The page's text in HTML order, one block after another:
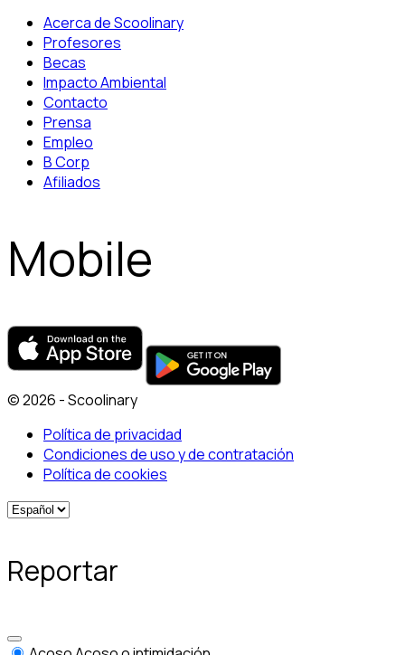
Acerca de Scoolinary
Profesores
Becas
Impacto Ambiental
Contacto
Prensa
Empleo
B Corp
Afiliados
Mobile
© 2026 - Scoolinary
Política de privacidad
Condiciones de uso y de contratación
Política de cookies
Reportar